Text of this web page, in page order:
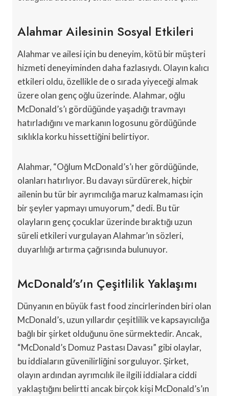
Alahmar Ailesinin Sosyal Etkileri
Alahmar ve ailesi için bu deneyim, kötü bir müşteri
hizmeti deneyiminden daha fazlasıydı. Olayın kalıcı
etkileri oldu, özellikle de o sırada yiyeceği almak
üzere olan genç oğlu üzerinde. Alahmar, oğlu
McDonald’s’ı gördüğünde yaşadığı travmayı
hatırladığını ve markanın logosunu gördüğünde
sıklıkla korku hissettiğini belirtiyor.
Alahmar, “Oğlum McDonald’s’ı her gördüğünde,
olanları hatırlıyor. Bu davayı sürdürerek, hiçbir
ailenin bu tür bir ayrımcılığa maruz kalmaması için
bir şeyler yapmayı umuyorum,” dedi. Bu tür
olayların genç çocuklar üzerinde bıraktığı uzun
süreli etkileri vurgulayan Alahmar’ın sözleri,
duyarlılığı artırma çağrısında bulunuyor.
McDonald’s’ın Çeşitlilik Yaklaşımı
Dünyanın en büyük fast food zincirlerinden biri olan
McDonald’s, uzun yıllardır çeşitlilik ve kapsayıcılığa
bağlı bir şirket olduğunu öne sürmektedir. Ancak,
“McDonald’s Domuz Pastası Davası” gibi olaylar,
bu iddiaların güvenilirliğini sorguluyor. Şirket,
olayın ardından ayrımcılık ile ilgili iddialara ciddi
yaklaştığını belirtti ancak birçok kişi McDonald’s’ın